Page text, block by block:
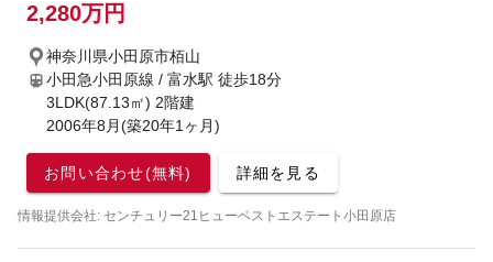
2,280万円
神奈川県小田原市栢山
小田急小田原線 / 富水駅 徒歩18分
3LDK(87.13㎡) 2階建
2006年8月(築20年1ヶ月)
お問い合わせ(無料) 詳細を見る
情報提供会社: センチュリー21ヒューベストエステート小田原店